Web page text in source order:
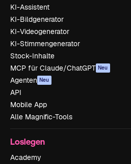
KI-Assistent
KI-Bildgenerator
KI-Videogenerator
KI-Stimmengenerator
Stock-Inhalte
MCP für Claude/ChatGPT Neu
Agenten Neu
API
Mobile App
Alle Magnific-Tools
Loslegen
Academy